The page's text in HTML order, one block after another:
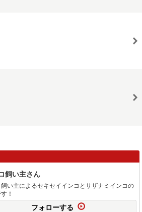
飼い主さん
い主によるセキセイインコとサザナミインコの
！
フォローする